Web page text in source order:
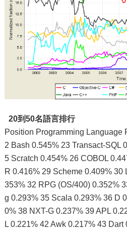
20到50名語言排行
Position Programming Language
2 Bash 0.545% 23 Transact-SQL
5 Scratch 0.454% 26 COBOL
R 0.416% 29 Scheme 0.409% 30
353% 32 RPG (OS/400) 0.352%
g 0.293% 35 Scala 0.293% 36 D
0% 38 NXT-G 0.237% 39 APL
L 0.221% 42 Awk 0.217% 43